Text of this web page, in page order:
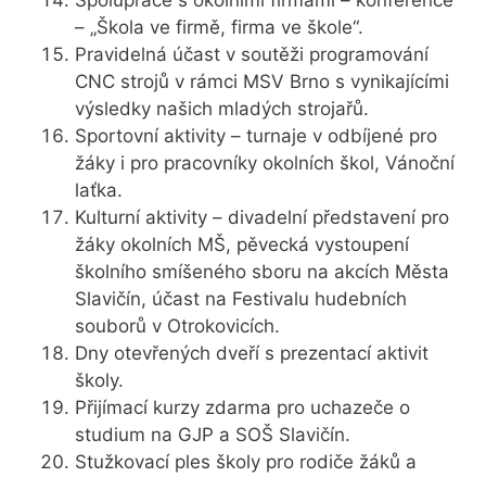
– „Škola ve firmě, firma ve škole“.
Pravidelná účast v soutěži programování
CNC strojů v rámci MSV Brno s vynikajícími
výsledky našich mladých strojařů.
Sportovní aktivity – turnaje v odbíjené pro
žáky i pro pracovníky okolních škol, Vánoční
laťka.
Kulturní aktivity – divadelní představení pro
žáky okolních MŠ, pěvecká vystoupení
školního smíšeného sboru na akcích Města
Slavičín, účast na Festivalu hudebních
souborů v Otrokovicích.
Dny otevřených dveří s prezentací aktivit
školy.
Přijímací kurzy zdarma pro uchazeče o
studium na GJP a SOŠ Slavičín.
Stužkovací ples školy pro rodiče žáků a